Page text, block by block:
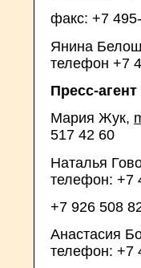
факс: +7
Янина
телефон +7
Пресс-агент
Мария Жук,
517 42 60
Наталья
телефон: +7
+7 926 508
Анастасия
телефон: +7